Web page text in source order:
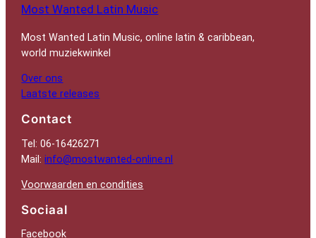
Most Wanted Latin Music
Most Wanted Latin Music, online latin & caribbean,
world muziekwinkel
Over ons
Laatste releases
Contact
Tel: 06-16426271
Mail:info@mostwanted-online.nl
Voorwaarden en condities
Sociaal
Facebook